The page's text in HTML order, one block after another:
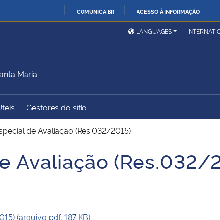
COMUNICA BR ACESSO À INFORMAÇÃO
Ministério da Defesa
Ministério das Relações
Exteriores
Ministério do
Desenvolvimento Regional
União
Advocacia-Geral da União Banco Central do Brasil
LANGUAGES
Maria
Gestores do sítio
de Avaliação (Res.032/2015)
Avaliação (Res.032/
(arquivo pdf, 187 KB)